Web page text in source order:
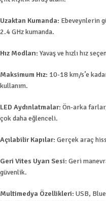
Uzaktan Kumanda: Ebeveynlerin
2.4 GHz kumanda.
Hız Modları: Yavaş ve hızlı hız
Maksimum Hız: 10-18 km/s’e
kullanım.
LED Aydınlatmalar: Ön-arka
çok daha eğlenceli.
Açılabilir Kapılar: Gerçek araç
Geri Vites Uyarı Sesi: Geri
güvenlik.
Multimedya Özellikleri: USB,